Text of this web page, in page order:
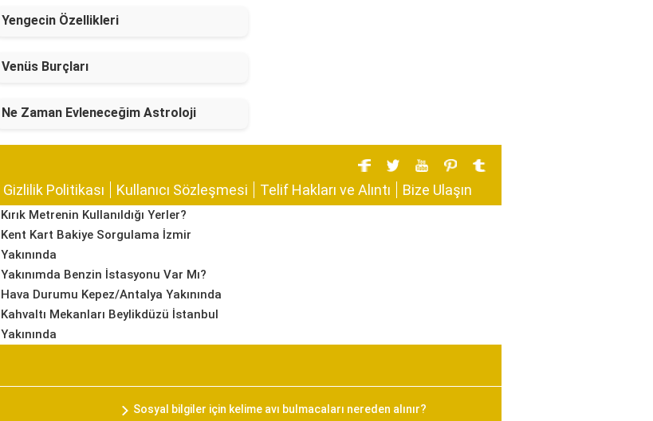
Yengecin Özellikleri
Venüs Burçları
Ne Zaman Evleneceğim Astroloji
Gizlilik Politikası Kullanıcı Sözleşmesi Telif Hakları ve Alıntı Bize Ulaşın
Kırık Metrenin Kullanıldığı Yerler?
Kent Kart Bakiye Sorgulama İzmir
Yakınında
Yakınımda Benzin İstasyonu Var Mı?
Hava Durumu Kepez/Antalya Yakınında
Kahvaltı Mekanları Beylikdüzü İstanbul
Yakınında
Sosyal bilgiler için kelime avı bulmacaları nereden alınır?